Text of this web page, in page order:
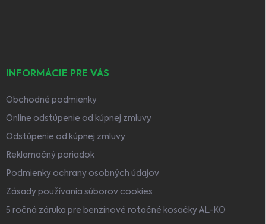
INFORMÁCIE PRE VÁS
Obchodné podmienky
Online odstúpenie od kúpnej zmluvy
Odstúpenie od kúpnej zmluvy
Reklamačný poriadok
Podmienky ochrany osobných údajov
Zásady používania súborov cookies
5 ročná záruka pre benzínové rotačné kosačky AL-KO